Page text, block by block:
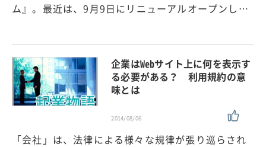
ム』。最近は、9月9日にリニューアルオープンし…
企業はWebサイト上に何を表示す
る必要がある？ 利用規約の意
味とは
2014/08/06
「会社」は、法律による様々な規律が張り巡らされ